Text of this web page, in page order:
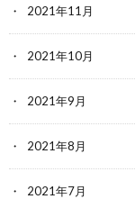
2021年11月
2021年10月
2021年9月
2021年8月
2021年7月